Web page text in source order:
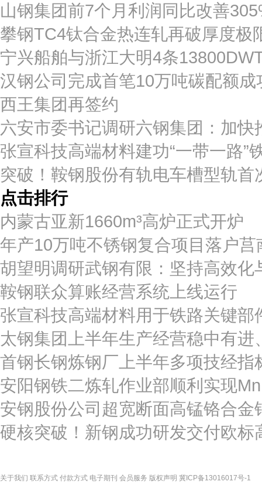
山钢集团前7个月利润同比改善
攀钢TC4钛合金热连轧再破厚度极
宁兴船舶与浙江大明4条
汉钢公司完成首笔10万吨碳配额成
西王集团再签约
六安市委书记调研六钢集团：加
张宣科技高端材料建功“一带一路”
突破！鞍钢股份有轨电车槽型轨首
点击排行
内蒙古亚新1660m³高炉正式开炉
年产10万吨不锈钢复合项目落户莒
胡望明调研武钢有限：坚持高效
鞍钢联众算账经营系统上线运行
张宣科技高端材料用于铁路关键部
太钢集团上半年生产经营稳中有进
首钢长钢炼钢厂上半年多项技经指
安阳钢铁二炼轧作业部顺利实现
安钢股份公司超宽断面高锰铬合金
硬核突破！新钢成功研发交付欧标
关于我们 联系方式 付款方式 电子期刊 会员服务 版权声明 冀ICP备13016017号-1